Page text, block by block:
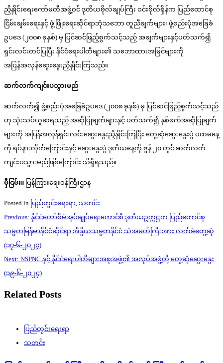
ညှိနှိုင်းရေးကော်မတီအဖွဲ့ဝင် ဒုတိယဗိုလ်ချုပ်ကြီး ဝင်းဗိုလ်ရှိန်က ပြည်ထောင်စု
ငြိမ်းချမ်းရေးနှင့် ဖွံ့ဖြိုးရေးဆိုင်ရာဘုံသဘော တူညီချက်များ၊ ဖွဲ့စည်းပုံအခြေခံ
ဥပဒေ (၂၀၀၈ ခုနှစ်) မှ ပြင်ဆင်ဖြည့်စွက်သင့်သည့် အချက်များနှင့်ပတ်သက်၍
ရှင်းလင်းတင်ပြပြီး နိုင်ငံရေးပါတီများ၏ သဘောထားအမြင်များကို
အပြန်အလှန်ဆွေးနွေးညှိနှိုင်းကြသည်။
ဆက်လက်ကျင်းပသွားမည်
ဆက်လက်၍ ဖွဲ့စည်းပုံအခြေခံဥပဒေ (၂၀၀၈ ခုနှစ်) မှ ပြင်ဆင်ဖြည့်စွက်သင့်သည်
ဟု သုံးသပ်ယူဆရသည့် အဆိုပြုချက်များနှင့် ပတ်သက်၍ နှစ်ဖက်အဆိုပြုချက်
များကို အပြန်အလှန်ရှင်းလင်းဆွေးနွေးညှိနှိုင်းကြပြီး တွေ့ဆုံဆွေးနွေးပွဲ ပထမနေ့
ကို ရပ်နားလိုက်ကြောင်းနှင့် ဆွေးနွေးပွဲ ဒုတိယနေ့ကို ဇွန် ၂၀ တွင် ဆက်လက်
ကျင်းပသွားမည်ဖြစ်ကြောင်း သိရှိရသည်။
မှီငြမ်း။ ပြန်ကြားရေးဝန်ကြီးဌာန
Posted in ပြည်တွင်းရေးရာ, သတင်း
Post
navigation
Previous: နိုင်ငံတော်စီမံအုပ်ချုပ်ရေးကောင်စီ ဒုတိယဥက္ကဋ္ဌက ပြည်တောင်စု
သမ္မတမြန်မာနိုင်ငံဆိုင်ရာ အိန္ဒိယသမ္မတနိုင်ငံ သံအမတ်ကြီးအား လက်ခံတွေ့ဆုံ
(၁၇-၆-၂၀၂၄)
Next: NSPNC နှင့် နိုင်ငံရေးပါတီများအစုအဖွဲ့၏ အလုပ်အဖွဲ့တို့ တွေ့ဆုံဆွေးနွေး
(၁၉-၆-၂၀၂၄)
Related Posts
ပြည်တွင်းရေးရာ
သတင်း